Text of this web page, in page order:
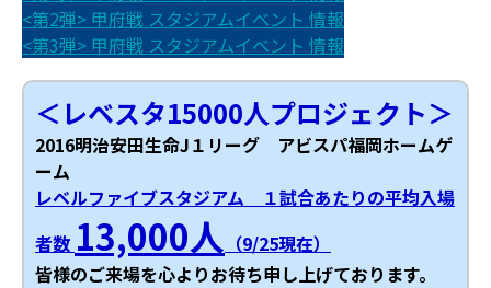
<第2弾> 甲府戦 スタジアムイベント 情報
<第3弾> 甲府戦 スタジアムイベント 情報
＜レベスタ15000人プロジェクト＞
2016明治安田生命J１リーグ アビスパ福岡ホームゲ
ーム
レベルファイブスタジアム １試合あたりの平均入場
者数 13,000人 （9/25現在）
皆様のご来場を心よりお待ち申し上げております。